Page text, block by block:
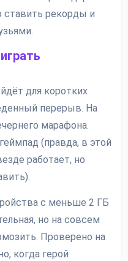
рекорды и
для коротких
перерыв. На
марафона.
(правда, в этой
работает, но
с меньше 2 ГБ
но на совсем
Проверено на
когда герой